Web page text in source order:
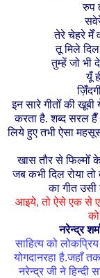
रुप
तेरे चेहरे मेँ
तू मिले
तुम्हें जो भी
यूँ
इन सारे गीतोँ की
करता है. शब्द सरल
लिये हुए तभी ऐसा
खास तौर से फिल्मोँ
जब कभी दिल रोया
का गीत
आइये, तो ऐसे एक से
नरेन्द्र
साहित्य को
योगदानरहा है.जहाँ
नरेन्द्र जी ने हिन्दी